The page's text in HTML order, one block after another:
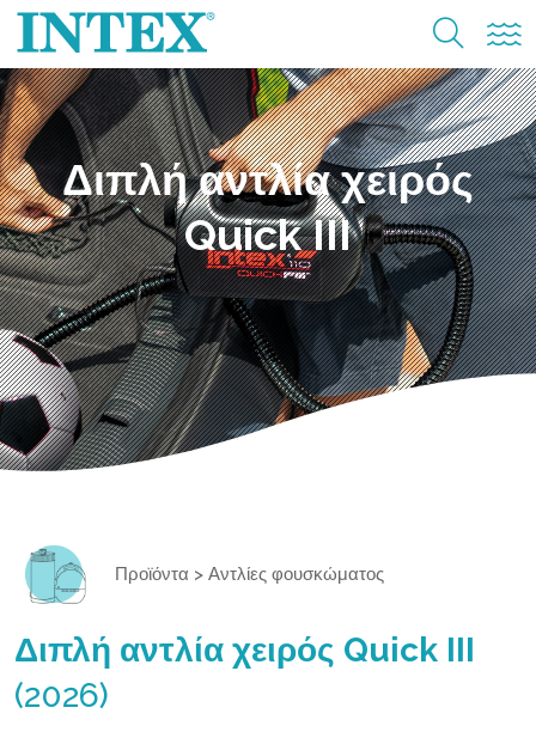
Διπλή αντλία χειρός
Quick III
Προϊόντα > Αντλίες φουσκώματος
Διπλή αντλία χειρός Quick III
(2026)